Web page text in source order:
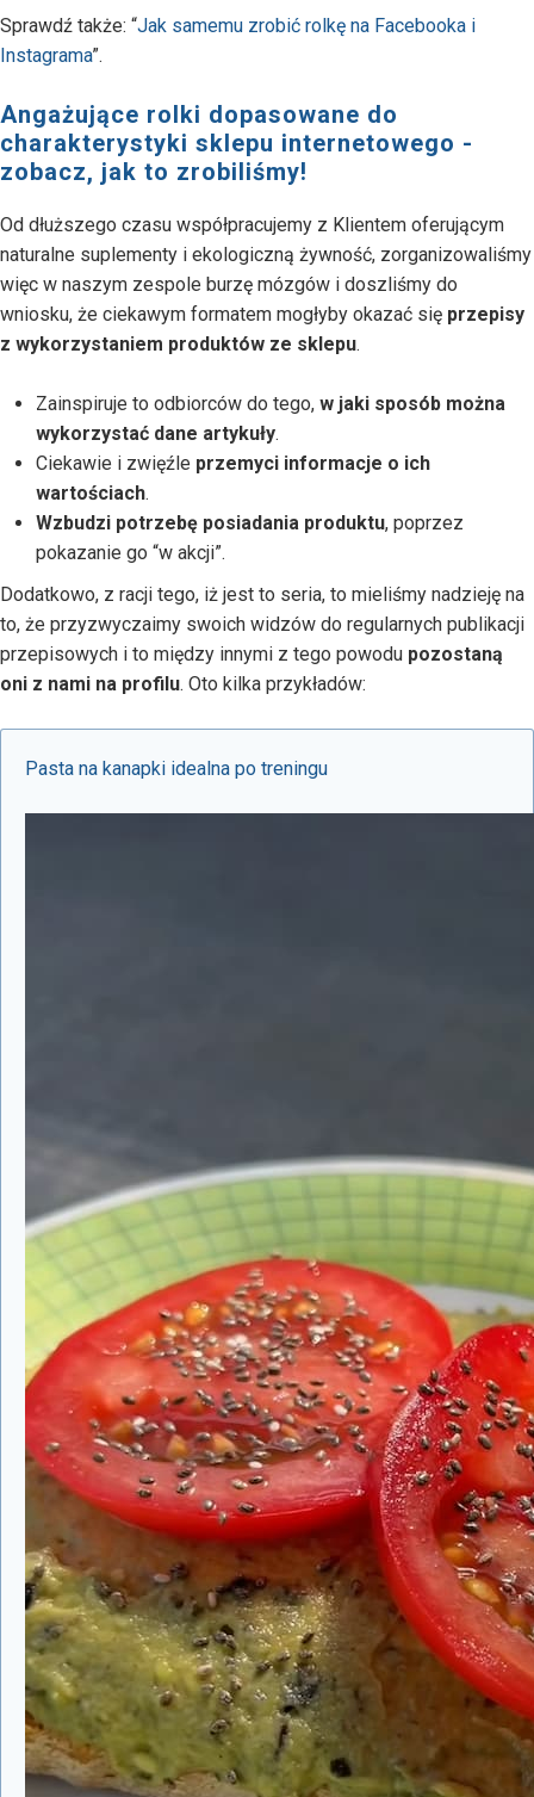
Sprawdź także: “Jak samemu zrobić rolkę na Facebooka i
Instagrama”.
Angażujące rolki dopasowane do
charakterystyki sklepu internetowego -
zobacz, jak to zrobiliśmy!
Od dłuższego czasu współpracujemy z Klientem oferującym
naturalne suplementy i ekologiczną żywność, zorganizowaliśmy
więc w naszym zespole burzę mózgów i doszliśmy do
wniosku, że ciekawym formatem mogłyby okazać się przepisy
z wykorzystaniem produktów ze sklepu.
Zainspiruje to odbiorców do tego, w jaki sposób można
wykorzystać dane artykuły.
Ciekawie i zwięźle przemyci informacje o ich
wartościach.
Wzbudzi potrzebę posiadania produktu, poprzez
pokazanie go “w akcji”.
Dodatkowo, z racji tego, iż jest to seria, to mieliśmy nadzieję na
to, że przyzwyczaimy swoich widzów do regularnych publikacji
przepisowych i to między innymi z tego powodu pozostaną
oni z nami na profilu. Oto kilka przykładów:
Pasta na kanapki idealna po treningu